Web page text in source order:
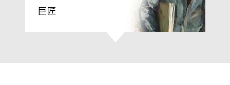
後藤紳也のご紹介
福田民峰のご紹介